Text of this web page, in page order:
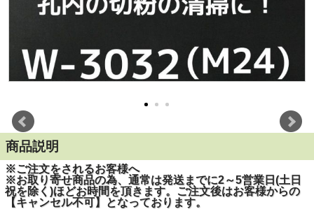
商品説明
※ご注文をされるお客様へ
※お取り寄せ商品の為、通常は発送までに2～5営業日(土日
祝を除く)ほどお時間を頂きます。ご注文後はお客様からの
【キャンセル不可】となっております。